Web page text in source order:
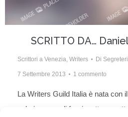
SCRITTO DA…
Scrittori a Venezia, Writers Di
7 Settembre 2013 1 commento
La Writers Guild Italia è nata con
valorizzare e di far rispettare,